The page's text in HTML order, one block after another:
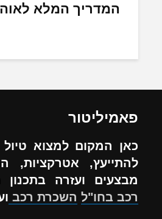
המדריך המלא
פאמיליטור
כאן המקום למצוא
להתייעץ, אטרקציות,
מבצעים ועזרה בתכנון
רכב בחו"ל השכרת רכב